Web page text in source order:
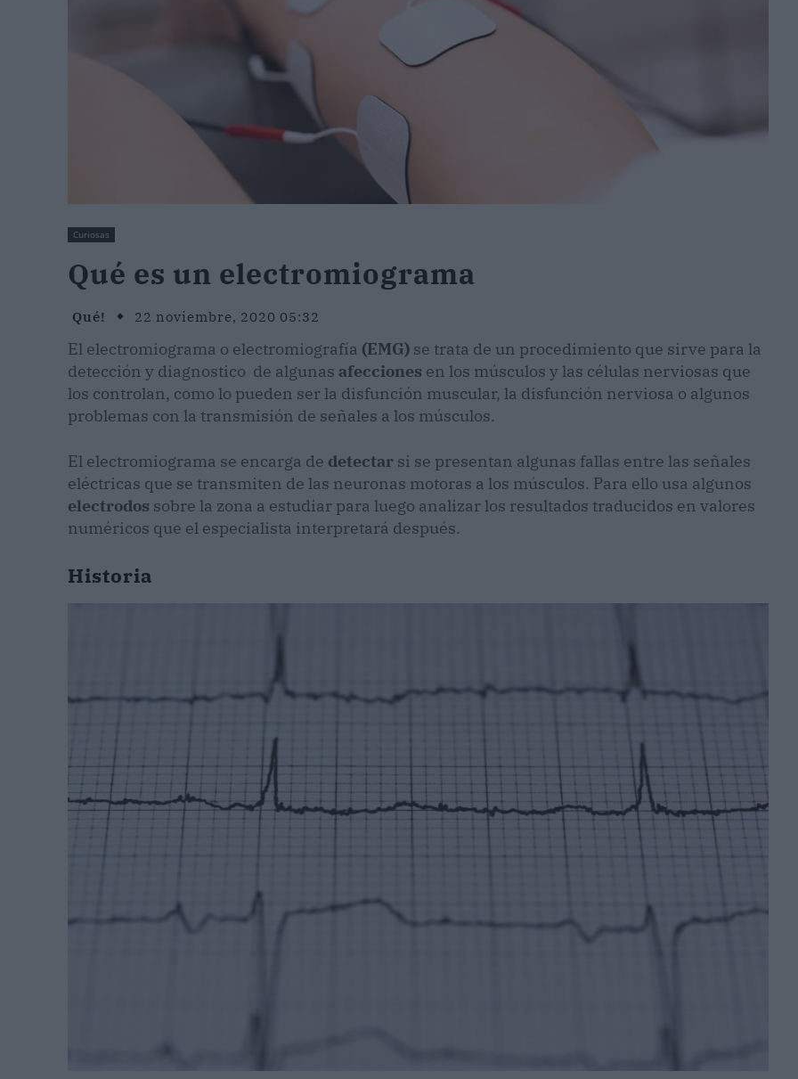
Curiosas
Qué es un electromiograma
Qué! 22 noviembre, 2020 05:32
El electromiograma o electromiografía (EMG) se trata de un procedimiento que sirve para la
detección y diagnostico de algunas afecciones en los músculos y las células nerviosas que
los controlan, como lo pueden ser la disfunción muscular, la disfunción nerviosa o algunos
problemas con la transmisión de señales a los músculos.
El electromiograma se encarga de detectar si se presentan algunas fallas entre las señales
eléctricas que se transmiten de las neuronas motoras a los músculos. Para ello usa algunos
electrodos sobre la zona a estudiar para luego analizar los resultados traducidos en valores
numéricos que el especialista interpretará después.
Historia